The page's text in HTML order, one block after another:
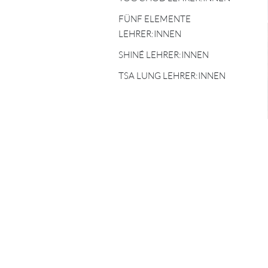
TIBETISCHE
ASTROLOGIE
FÜNF ELEMENTE
LEHRER:INNEN
SHINÉ LEHRER:INNEN
TSA LUNG LEHRER:INNEN
FÜNF ELEMENTE
LEHRER:INNEN
SHINÉ LEHRER:INNEN
TSA LUNG LEHRER:INNEN